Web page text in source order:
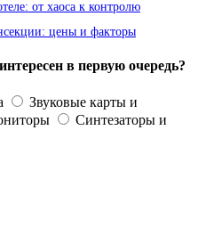
от хаоса к контролю
цены и факторы
в первую очередь?
Звуковые карты и
Синтезаторы и